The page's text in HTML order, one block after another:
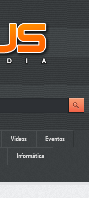
Videos Eventos
Informática